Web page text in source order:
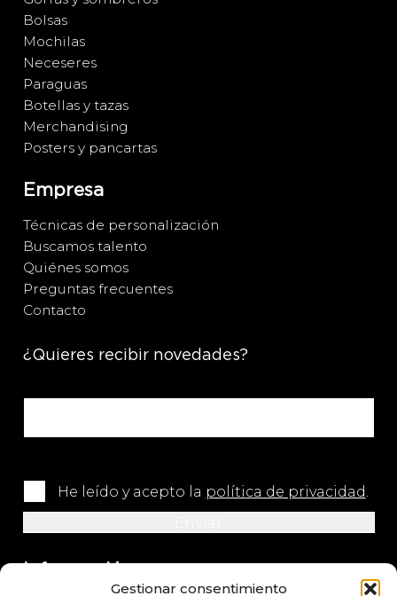
Gestionar consentimiento
Bolsas
Mochilas
Neceseres
Paraguas
Botellas y tazas
Merchandising
Posters y pancartas
Empresa
Técnicas de personalización
Buscamos talento
Quiénes somos
Preguntas frecuentes
Contacto
¿Quieres recibir novedades?
He leído y acepto la política de privacidad.
Información